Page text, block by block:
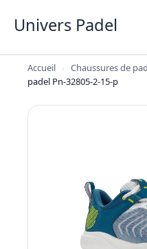
Univers Padel
Accueil › Chaussures de
padel Pn-32805-2-15-p